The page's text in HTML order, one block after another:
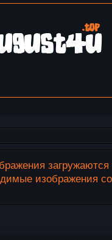
загружаются
изображения